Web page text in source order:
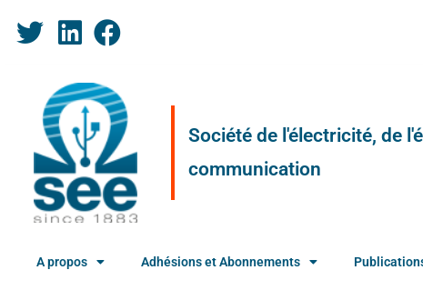
Société de l'électricité, de
communication
A propos Adhésions et Abonnements